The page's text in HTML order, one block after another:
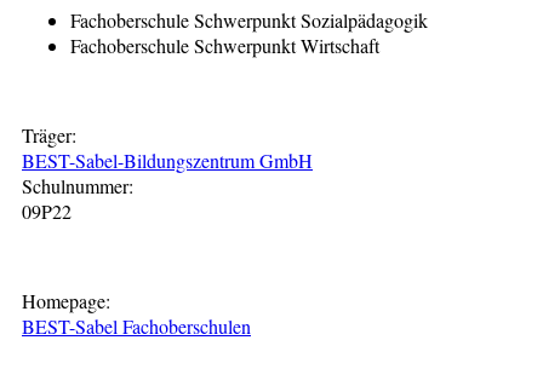
Fachoberschule Schwerpunkt Sozialpädagogik
Fachoberschule Schwerpunkt Wirtschaft
Träger:
BEST-Sabel-Bildungszentrum GmbH
Schulnummer:
09P22
Homepage:
BEST-Sabel Fachoberschulen